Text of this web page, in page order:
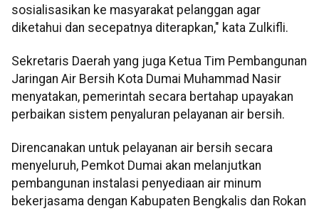
sosialisasikan ke masyarakat pelanggan agar
diketahui dan secepatnya diterapkan," kata Zulkifli.
Sekretaris Daerah yang juga Ketua Tim Pembangunan
Jaringan Air Bersih Kota Dumai Muhammad Nasir
menyatakan, pemerintah secara bertahap upayakan
perbaikan sistem penyaluran pelayanan air bersih.
Direncanakan untuk pelayanan air bersih secara
menyeluruh, Pemkot Dumai akan melanjutkan
pembangunan instalasi penyediaan air minum
bekerjasama dengan Kabupaten Bengkalis dan Rokan